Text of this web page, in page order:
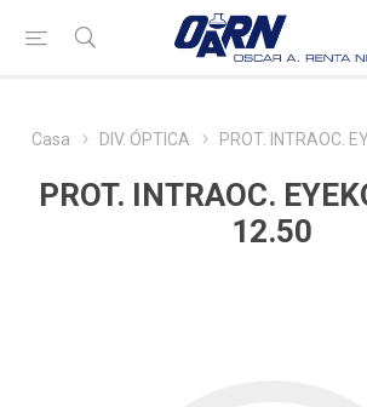
Casa DIV. ÓPTICA PROT. INTRAOC.
PROT. INTRAOC.
12.50